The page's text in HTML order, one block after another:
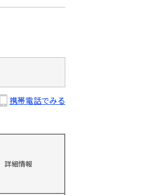
携帯電話でみる
詳細情報